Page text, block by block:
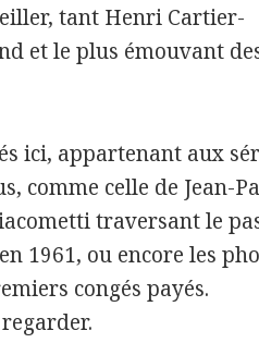
tant Henri Cartier-
et le plus émouvant
ici, appartenant aux
comme celle de Jean-
traversant le
1961, ou encore les
congés payés.